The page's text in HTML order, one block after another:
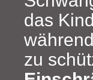
das
zu